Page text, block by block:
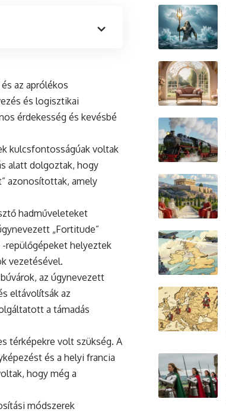
az aprólékos
és logisztikai
érdekesség és kevésbé
kulcsfontosságúak voltak
alatt dolgoztak, hogy
azonosítottak, amely
hadműveleteket
„Fortitude”
repülőgépeket helyeztek
vezetésével.
az úgynevezett
eltávolítsák az
a támadás
térképekre volt szükség. A
és a helyi francia
hogy még a
módszerek